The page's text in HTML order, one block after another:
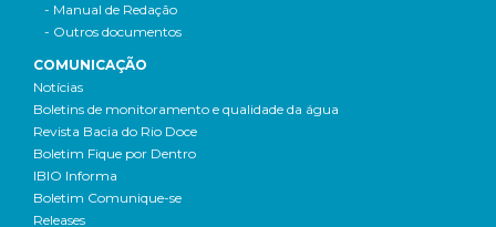
- Manual de Redação
- Outros documentos
COMUNICAÇÃO
Notícias
Boletins de monitoramento e qualidade da água
Revista Bacia do Rio Doce
Boletim Fique por Dentro
IBIO Informa
Boletim Comunique-se
Releases